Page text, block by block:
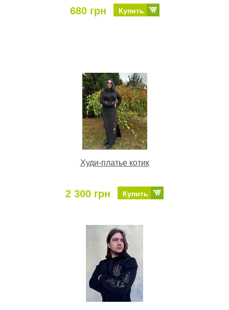
680 грн Купить
Худи-платье котик
2 300 грн Купить